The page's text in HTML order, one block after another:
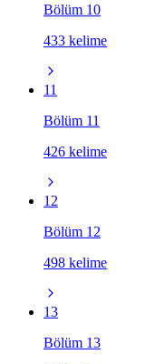
Bölüm 10
433 kelime
11
Bölüm 11
426 kelime
12
Bölüm 12
498 kelime
13
Bölüm 13